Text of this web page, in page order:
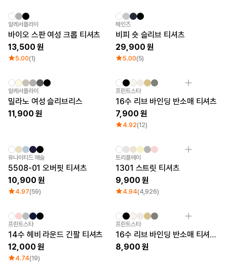
New
알레서플라이
바이오 스판 여성 크롭 티셔츠
13,500
5.00(1)
New
헤인즈
비피 숏 슬리브 티셔츠
29,900
5.00(5)
New
알레서플라이
밀라노 여성 슬리브리스
11,900
New
프린트스타
16수 리브 바인딩 반소매 티셔츠
7,900
4.92(12)
유나이티드 애슬
5508-01 오버핏 티셔츠
10,900
4.97(59)
Sale
트리플에이
1301 스트릿 티셔츠
9,900
4.94(4,926)
프린트스타
14수 헤비 라운드 긴팔 티셔츠
12,000
4.74(19)
New
프린트스타
16수 리브 바인딩 반소매 티셔츠 (빅사이즈)
8,900